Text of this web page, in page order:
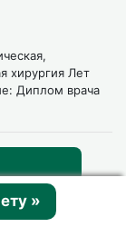
хирургия Лет
Диплом врача
»